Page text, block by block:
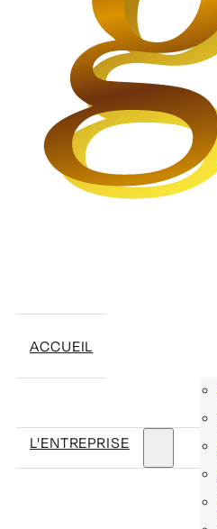
ACCUEIL
L'ENTREPRISE